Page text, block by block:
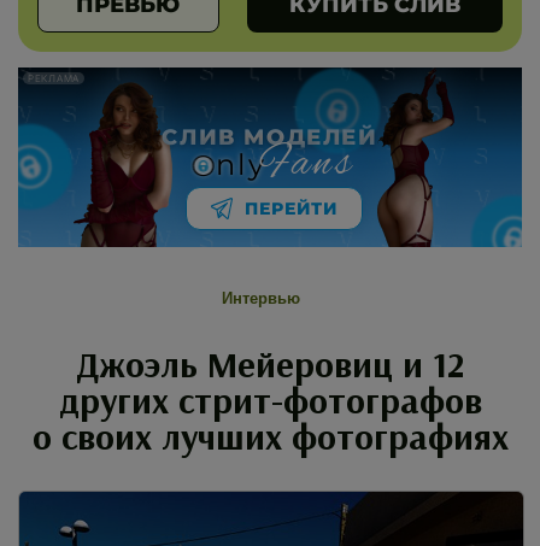
РЕКЛАМА
СЛИВ МОДЕЛЕЙ
nlyFans
ПЕРЕЙТИ
Интервью
Джоэль Мейеровиц и 12
других стрит-фотографов
о своих лучших фотографиях